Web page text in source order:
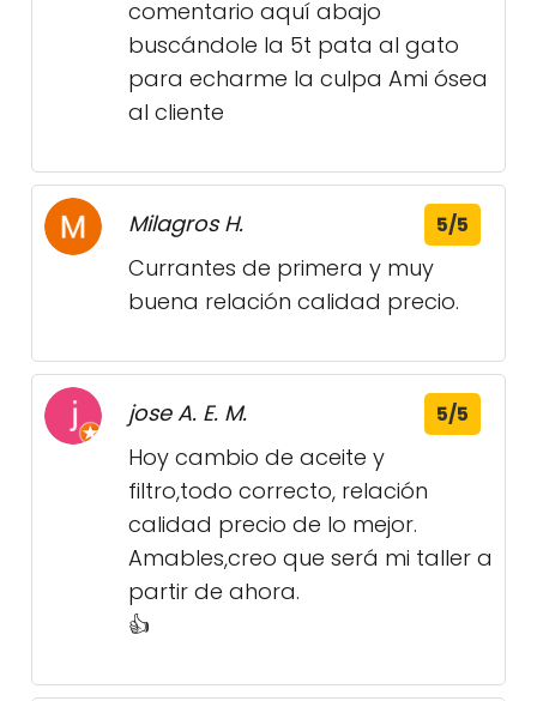
comentario aquí abajo
buscándole la 5t pata al gato
para echarme la culpa Ami ósea
al cliente
Milagros H. 5/5
Currantes de primera y muy
buena relación calidad precio.
jose A. E. M. 5/5
Hoy cambio de aceite y
filtro,todo correcto, relación
calidad precio de lo mejor.
Amables,creo que será mi taller a
partir de ahora.
👍